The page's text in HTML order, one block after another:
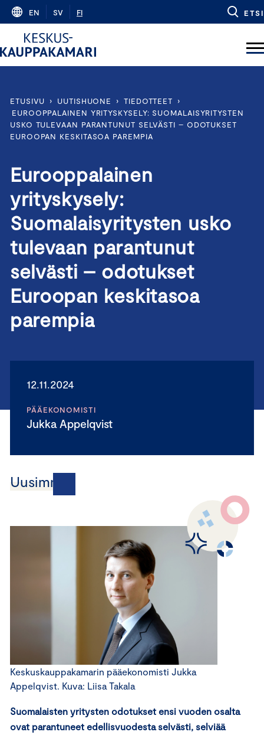
Skip
content
EN SV FI ETSI
ETUSIVU › UUTISHUONE › TIEDOTTEET
›
EUROOPPALAINEN YRITYSKYSELY: SUOMALAISYRITYSTEN
USKO TULEVAAN PARANTUNUT SELVÄSTI – ODOTUKSET
EUROOPAN KESKITASOA PAREMPIA
Eurooppalainen
yrityskysely:
Suomalaisyritysten usko
tulevaan parantunut
selvästi – odotukset
Euroopan keskitasoa
parempia
12.11.2024
PÄÄEKONOMISTI
Jukka Appelqvist
Uusimmat
Keskuskauppakamarin pääekonomisti Jukka
Appelqvist. Kuva: Liisa Takala
Suomalaisten yritysten odotukset ensi vuoden osalta
ovat parantuneet edellisvuodesta selvästi, selviää